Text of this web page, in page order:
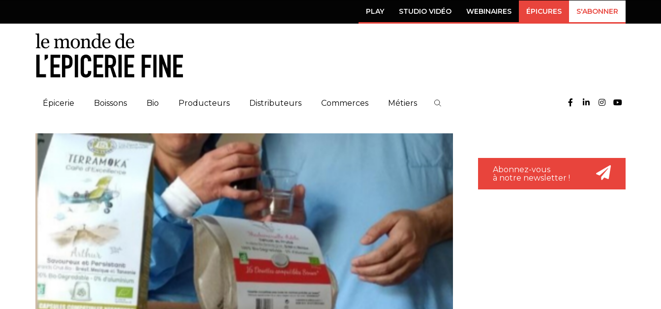
PLAY STUDIO VIDÉO WEBINAIRES ÉPICURES S'ABONNER
Épicerie Boissons Bio Producteurs Distributeurs Commerces Métiers
Abonnez-vous
à notre newsletter !